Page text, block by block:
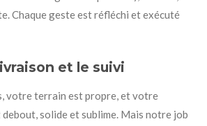
Chaque geste est réfléchi et exécuté
et le suivi
votre terrain est propre, et votre
solide et sublime. Mais notre job